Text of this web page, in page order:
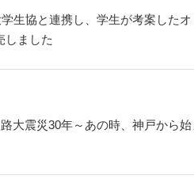
生協と連携し、学生が考案した
しました
大震災30年～あの時、神戸から